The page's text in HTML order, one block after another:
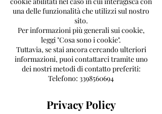
una delle funzionalità che utilizzi sul nostro
sito.
Per informazioni più generali sui cookie,
leggi "Cosa sono i cookie".
Tuttavia, se stai ancora cercando ulteriori
informazioni, puoi contattarci tramite uno
dei nostri metodi di contatto preferiti:
Telefono: 3398560694
Privacy Policy